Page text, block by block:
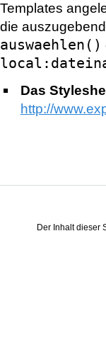
Templates
die
auswaehlen()
Das
http://
Der Inhaltdieser